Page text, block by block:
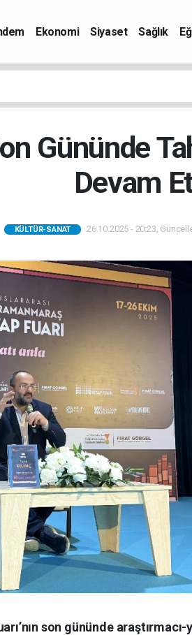
Ekonomi Siyaset Sağlık
Gününde
Devam
KÜLTÜR-SANAT 26.10.2025 - 20:23,
son gününde araştırmacı-